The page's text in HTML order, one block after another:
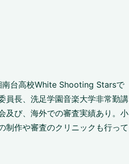
南台高校White Shooting Starsで
長、洗足学園音楽大学非常勤講
及び、海外での審査実績あり。小
制作や審査のクリニックも行って